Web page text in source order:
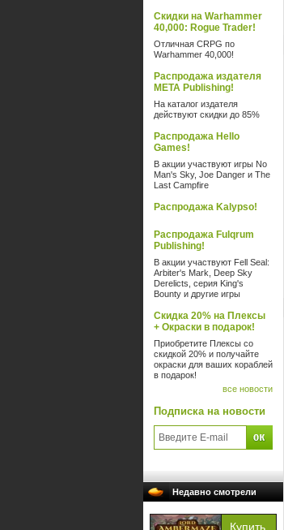
Скидки на Warhammer
40,000: Rogue Trader!
Отличная CRPG по
Warhammer 40,000!
Распродажа издателя
META Publishing!
На каталог издателя
действуют скидки до 85%
Распродажа Hello
Games!
В акции участвуют игры No
Man's Sky, Joe Danger и The
Last Campfire
Распродажа Kalypso!
Распродажа Fulqrum
Publishing!
В акции участвуют Fell Seal:
Arbiter's Mark, Deep Sky
Derelicts, серия King's
Bounty и другие игры
Скидка 20% на Плексы
+ Окраски в подарок!
Приобретите Плексы со
скидкой 20% и получайте
окраски для ваших кораблей
в подарок!
все новости
Подписка на новости
Недавно смотрели